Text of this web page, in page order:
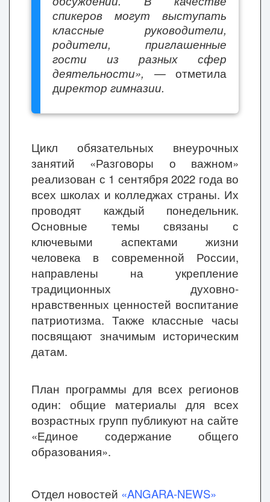
спикеров могут выступать
классные руководители,
родители, приглашенные
гости из разных сфер
деятельности», — отметила
директор гимназии.
Цикл обязательных внеурочных
занятий «Разговоры о важном»
реализован с 1 сентября 2022 года во
всех школах и колледжах страны. Их
проводят каждый понедельник.
Основные темы связаны с
ключевыми аспектами жизни
человека в современной России,
направлены на укрепление
традиционных духовно-
нравственных ценностей воспитание
патриотизма. Также классные часы
посвящают значимым историческим
датам.
План программы для всех регионов
один: общие материалы для всех
возрастных групп публикуют на сайте
«Единое содержание общего
образования».
Отдел новостей «ANGARA-NEWS»